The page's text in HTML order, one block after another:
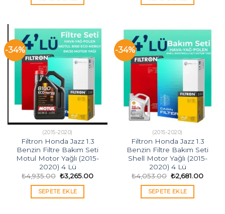
-34%
(2015-2020)
Filtron Honda Jazz 1.3
Benzin Filtre Bakım Seti
Motul Motor Yağlı (2015-
2020) 4 Lü
₺4,935.00 Orijinal
fiyat:
₺4,935.00.
₺3,265.00Şu
SEPETE EKLE
-34%
(2015-2020)
Filtron Honda Jazz 1.3
Benzin Filtre Bakım Seti
Shell Motor Yağlı (2015-
2020) 4 Lü
₺4,053.00 Orijinal
fiyat:
₺4,053.00.
₺2,681.00Şu
SEPETE EKLE